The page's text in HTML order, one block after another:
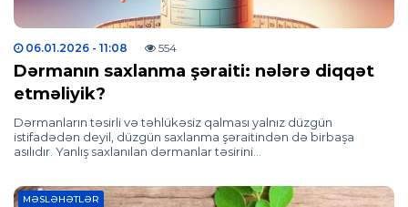
06.01.2026 - 11:08 554
Dərmanın saxlanma şəraiti: nələrə diqqət
etməliyik?
Dərmanların təsirli və təhlükəsiz qalması yalnız düzgün
istifadədən deyil, düzgün saxlanma şəraitindən də birbaşa
asılıdır. Yanlış saxlanılan dərmanlar təsirini…
MƏSLƏHƏTLƏR